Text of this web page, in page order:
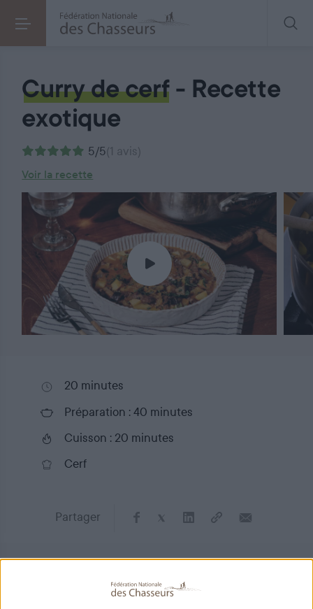
Curry de cerf- Recette
exotique
5/5(1 avis)
Voir la recette
20 minutes
Préparation : 40 minutes
Cuisson : 20 minutes
Cerf
Partager
Ingrédients